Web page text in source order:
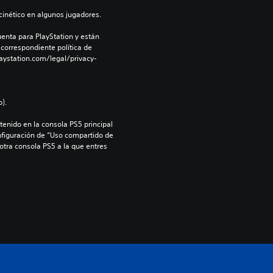
en algunos jugadores.
para PlayStation y están
política de
legal/privacy-
en la consola PS5 principal
de “Uso compartido de
consola PS5 a la que entres